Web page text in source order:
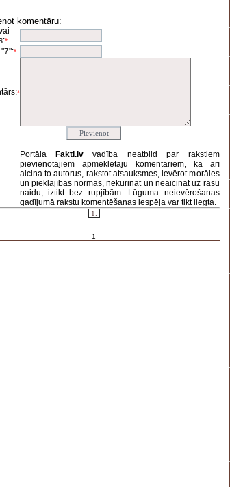
komentāru:
*
*
*
Portāla Fakti.lvvadība neatbild par rakstiem
pievienotajiem apmeklētāju komentāriem, kā arī
aicina to autorus, rakstot atsauksmes, ievērot morāles
un pieklājības normas, nekurināt un neaicināt uz rasu
naidu, iztikt bez rupjībām. Lūguma neievērošanas
gadījumā rakstu komentēšanas iespēja var tikt liegta.
1.
1